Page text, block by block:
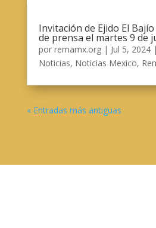
Invitación de Ejido El
de prensa el martes 9 de
por remamx.org| Jul 5, 2024|
Noticias, Noticias Mexico,
« Entradas más antiguas